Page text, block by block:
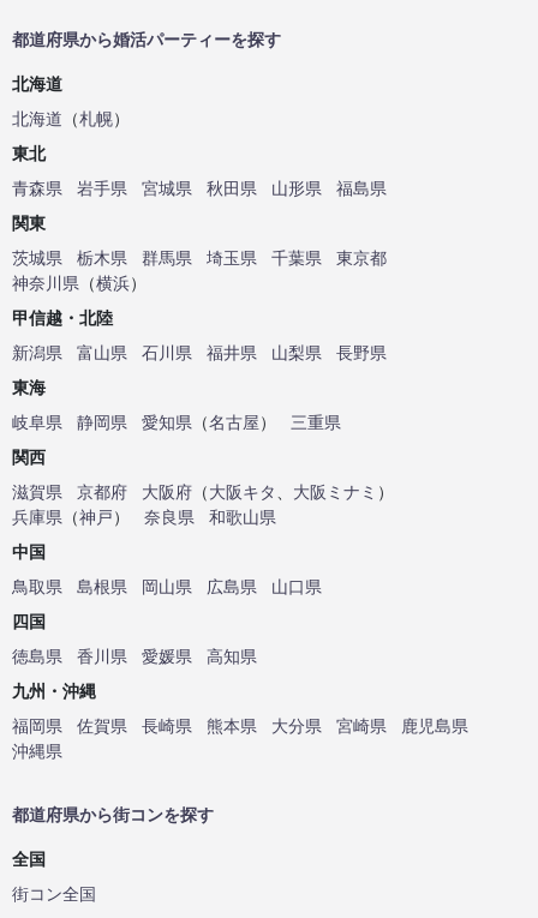
都道府県から婚活パーティーを探す
北海道
北海道 （札幌）
東北
青森県
岩手県 宮城県 秋田県 山形県
福島県
関東
茨城県
栃木県 群馬県 埼玉県 千葉県
東京都
神奈川県 （横浜）
甲信越・北陸
新潟県
富山県 石川県 福井県 山梨県
長野県
東海
岐阜県
静岡県 愛知県 （名古屋）
三重県
関西
滋賀県
京都府 大阪府 （大阪キタ 大阪ミナミ ）
兵庫県 （神戸） 奈良県
和歌山県
中国
鳥取県
島根県 岡山県 広島県
山口県
四国
徳島県
香川県 愛媛県
高知県
九州・沖縄
福岡県
佐賀県 長崎県 熊本県 大分県 宮崎県
鹿児島県
沖縄県
都道府県から街コンを探す
全国
街コン全国